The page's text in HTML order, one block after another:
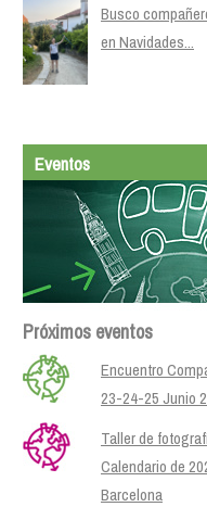
Busco
en Navidades...
Eventos
Próximos eventos
Encuentro
23-24-25 Junio
Taller de
Calendario de
Barcelona